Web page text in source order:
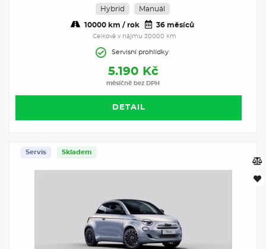
Hybrid Manuál
10000 km / rok 36 měsíců
Celkově v nájmu 30000 km
Servisní prohlídky
5.190 Kč
měsíčně bez DPH
DETAIL
Skladem
Servis